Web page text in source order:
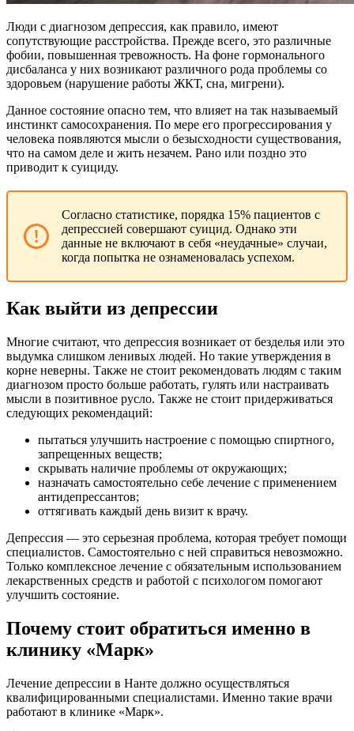
Люди с диагнозом депрессия, как правило, имеют
сопутствующие расстройства. Прежде всего, это различные
фобии, повышенная тревожность. На фоне гормонального
дисбаланса у них возникают различного рода проблемы со
здоровьем (нарушение работы ЖКТ, сна, мигрени).
Данное состояние опасно тем, что влияет на так называемый
инстинкт самосохранения. По мере его прогрессирования у
человека появляются мысли о безысходности существования,
что на самом деле и жить незачем. Рано или поздно это
приводит к суициду.
Согласно статистике, порядка 15% пациентов с
депрессией совершают суицид. Однако эти
данные не включают в себя «неудачные» случаи,
когда попытка не ознаменовалась успехом.
Как выйти из депрессии
Многие считают, что депрессия возникает от безделья или это
выдумка слишком ленивых людей. Но такие утверждения в
корне неверны. Также не стоит рекомендовать людям с таким
диагнозом просто больше работать, гулять или настраивать
мысли в позитивное русло. Также не стоит придерживаться
следующих рекомендаций:
пытаться улучшить настроение с помощью спиртного,
запрещенных веществ;
скрывать наличие проблемы от окружающих;
назначать самостоятельно себе лечение с применением
антидепрессантов;
оттягивать каждый день визит к врачу.
Депрессия — это серьезная проблема, которая требует помощи
специалистов. Самостоятельно с ней справиться невозможно.
Только комплексное лечение с обязательным использованием
лекарственных средств и работой с психологом помогают
улучшить состояние.
Почему стоит обратиться именно в
клинику «Марк»
Лечение депрессии в Нанте должно осуществляться
квалифицированными специалистами. Именно такие врачи
работают в клинике «Марк».